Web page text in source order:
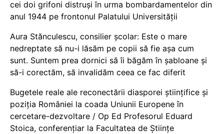
cei doi grifoni distruși în urma bombardamentelor din
anul 1944 pe frontonul Palatului Universității
Aura Stănculescu, consilier școlar: Este o mare
nedreptate să nu-i lăsăm pe copii să fie așa cum
sunt. Suntem prea dornici să îi băgăm în șabloane și
să-i corectăm, să invalidăm ceea ce fac diferit
Bugetele reale ale reconectării diasporei științifice și
poziția României la coada Uniunii Europene în
cercetare-dezvoltare / Op Ed Profesorul Eduard
Stoica, conferențiar la Facultatea de Științe